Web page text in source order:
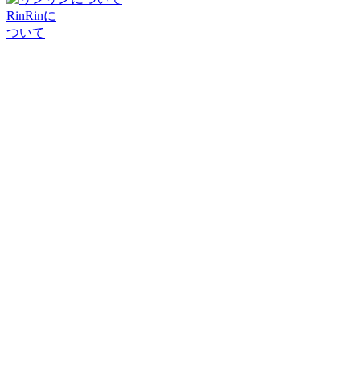
RinRinに
ついて